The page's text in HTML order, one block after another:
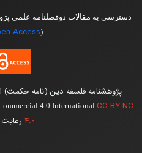
دسترسی به مقالات دوفصلنامه علمی
(
Access
پژوهشنامه فلسفه دین (نامه حکمت)
4.0 International CC BY-NC
4.0